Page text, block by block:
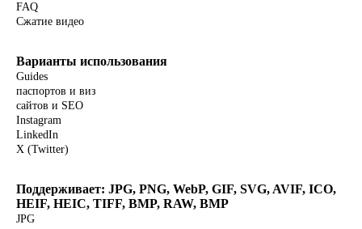
FAQ
Сжатие видео
Варианты использования
Guides
паспортов и виз
сайтов и SEO
Instagram
LinkedIn
X (Twitter)
Поддерживает: JPG, PNG, WebP, GIF, SVG, AVIF, ICO,
HEIF, HEIC, TIFF, BMP, RAW, BMP
JPG